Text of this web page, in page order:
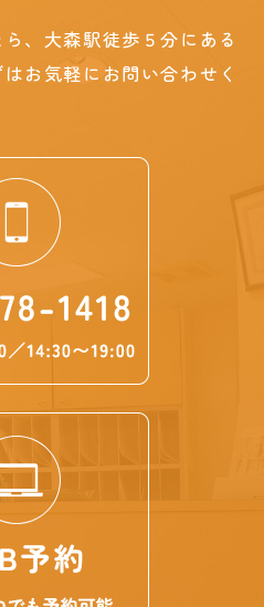
、大森駅徒歩５分にある
お気軽にお問い合わせく